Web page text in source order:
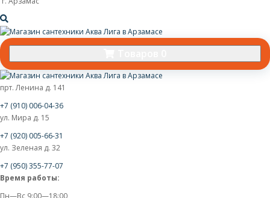
прт. Ленина д. 141
+7 (910) 006-04-36
ул. Мира д. 15
+7 (920) 005-66-31
ул. Зеленая д. 32
+7 (950) 355-77-07
Время работы: